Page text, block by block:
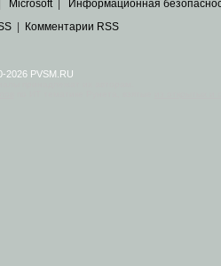
Microsoft| Информационная
| Комментарии RSS
2026 PVSM.RU